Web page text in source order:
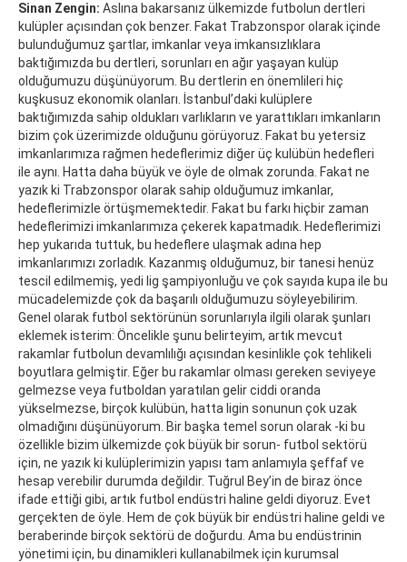
Sinan Zengin: Aslına bakarsanız ülkemizde futbolun dertleri
kulüpler açısından çok benzer. Fakat Trabzonspor olarak içinde
bulunduğumuz şartlar, imkanlar veya imkansızlıklara
baktığımızda bu dertleri, sorunları en ağır yaşayan kulüp
olduğumuzu düşünüyorum. Bu dertlerin en önemlileri hiç
kuşkusuz ekonomik olanları. İstanbul’daki kulüplere
baktığımızda sahip oldukları varlıkların ve yarattıkları imkanların
bizim çok üzerimizde olduğunu görüyoruz. Fakat bu yetersiz
imkanlarımıza rağmen hedeflerimiz diğer üç kulübün hedefleri
ile aynı. Hatta daha büyük ve öyle de olmak zorunda. Fakat ne
yazık ki Trabzonspor olarak sahip olduğumuz imkanlar,
hedeflerimizle örtüşmemektedir. Fakat bu farkı hiçbir zaman
hedeflerimizi imkanlarımıza çekerek kapatmadık. Hedeflerimizi
hep yukarıda tuttuk, bu hedeflere ulaşmak adına hep
imkanlarımızı zorladık. Kazanmış olduğumuz, bir tanesi henüz
tescil edilmemiş, yedi lig şampiyonluğu ve çok sayıda kupa ile bu
mücadelemizde çok da başarılı olduğumuzu söyleyebilirim.
Genel olarak futbol sektörünün sorunlarıyla ilgili olarak şunları
eklemek isterim: Öncelikle şunu belirteyim, artık mevcut
rakamlar futbolun devamlılığı açısından kesinlikle çok tehlikeli
boyutlara gelmiştir. Eğer bu rakamlar olması gereken seviyeye
gelmezse veya futboldan yaratılan gelir ciddi oranda
yükselmezse, birçok kulübün, hatta ligin sonunun çok uzak
olmadığını düşünüyorum. Bir başka temel sorun olarak -ki bu
özellikle bizim ülkemizde çok büyük bir sorun- futbol sektörü
için, ne yazık ki kulüplerimizin yapısı tam anlamıyla şeffaf ve
hesap verebilir durumda değildir. Tuğrul Bey’in de biraz önce
ifade ettiği gibi, artık futbol endüstri haline geldi diyoruz. Evet
gerçekten de öyle. Hem de çok büyük bir endüstri haline geldi ve
beraberinde birçok sektörü de doğurdu. Ama bu endüstrinin
yönetimi için, bu dinamikleri kullanabilmek için kurumsal